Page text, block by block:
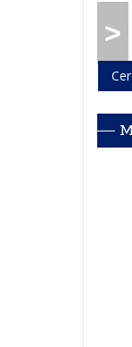
>